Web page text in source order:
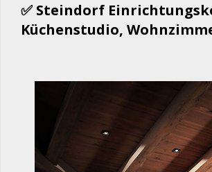
✅ Steindorf
Küchenstudio,